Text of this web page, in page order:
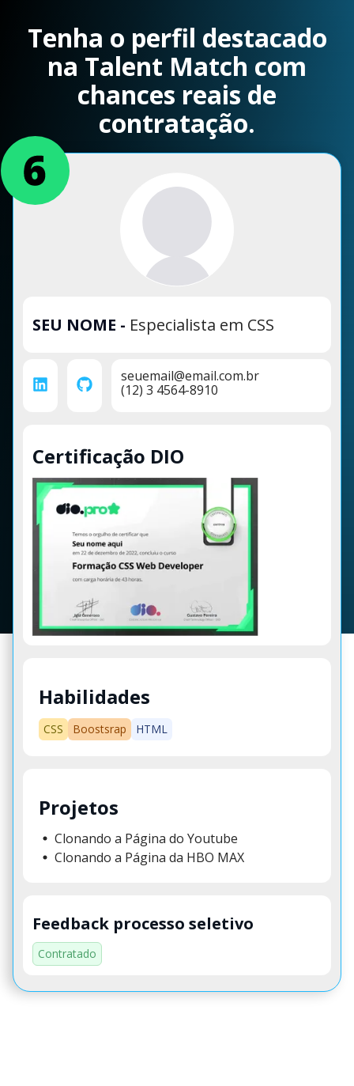
Tenha o perfil destacado
na Talent Match com
chances reais de
contratação.
SEU NOME - Especialista em CSS
seuemail@email.com.br
(12) 3 4564-8910
Certificação DIO
Habilidades
CSS Boostsrap HTML
Projetos
Clonando a Página do Youtube
Clonando a Página da HBO MAX
Feedback processo seletivo
Contratado